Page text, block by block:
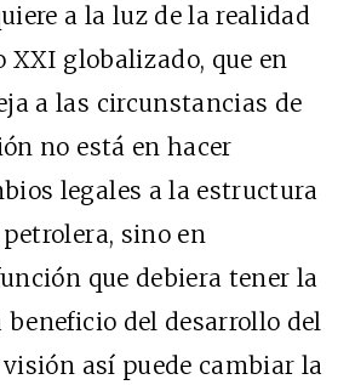
a la luz de la realidad
XXI globalizado, que en
a las circunstancias de
no está en hacer
legales a la estructura
sino en
que debiera tener la
del desarrollo del
visión así puede cambiar la